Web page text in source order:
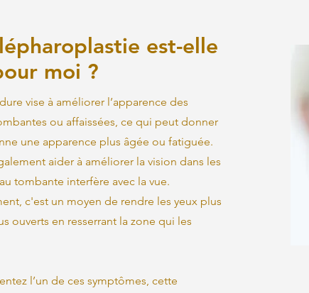
est-elle
moi ?
vise à améliorer l’apparence des
ou affaissées, ce qui peut donner
une apparence plus âgée ou fatiguée.
aider à améliorer la vision dans les
tombante interfère avec la vue.
c'est un moyen de rendre les yeux plus
ouverts en resserrant la zone qui les
l’un de ces symptômes, cette